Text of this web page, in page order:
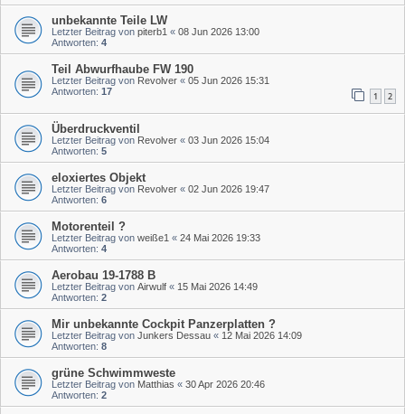
unbekannte Teile LW
Letzter Beitrag von piterb1 « 08 Jun 2026 13:00
Antworten: 4
Teil Abwurfhaube FW 190
Letzter Beitrag von Revolver « 05 Jun 2026 15:31
Antworten: 17 1 2
Überdruckventil
Letzter Beitrag von Revolver « 03 Jun 2026 15:04
Antworten: 5
eloxiertes Objekt
Letzter Beitrag von Revolver « 02 Jun 2026 19:47
Antworten: 6
Motorenteil ?
Letzter Beitrag von weiße1 « 24 Mai 2026 19:33
Antworten: 4
Aerobau 19-1788 B
Letzter Beitrag von Airwulf « 15 Mai 2026 14:49
Antworten: 2
Mir unbekannte Cockpit Panzerplatten ?
Letzter Beitrag von Junkers Dessau « 12 Mai 2026 14:09
Antworten: 8
grüne Schwimmweste
Letzter Beitrag von Matthias « 30 Apr 2026 20:46
Antworten: 2